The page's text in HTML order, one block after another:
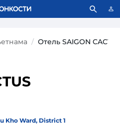
файлы. Что это значит?
Отель SAIGON
Kho Ward, District 1